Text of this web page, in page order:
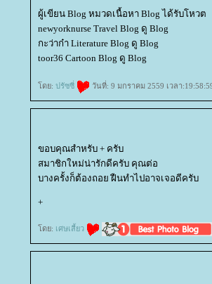
ผู้เขียน Blog หมวดเนื้อหา Blog ได้รับโหวต
newyorknurse Travel Blog ดู Blog
กะว่าก๋า Literature Blog ดู Blog
toor36 Cartoon Blog ดู Blog
ดย: ปรัซซี่ วันที่: 9 มกราคม 2559 เวลา
ขอบคุณสำหรับ + ครับ
สมาชิกใหม่น่ารักดีครับ คุณต่อ
บางครั้งก็ต้องถอย ฝืนทำไปอาจเจอดีครับ
+
ดย: เศษเสี้ยว